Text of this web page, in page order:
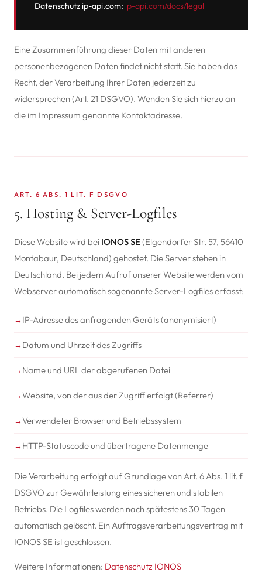
Datenschutz ip-api.com: ip-api.com/docs/legal
Eine Zusammenführung dieser Daten mit anderen
personenbezogenen Daten findet nicht statt. Sie haben das
Recht, der Verarbeitung Ihrer Daten jederzeit zu
widersprechen (Art. 21 DSGVO). Wenden Sie sich hierzu an
die im Impressum genannte Kontaktadresse.
ART. 6 ABS. 1 LIT. F DSGVO
5. Hosting & Server-Logfiles
Diese Website wird bei IONOS SE(Elgendorfer Str. 57, 56410
Montabaur, Deutschland) gehostet. Die Server stehen in
Deutschland. Bei jedem Aufruf unserer Website werden vom
Webserver automatisch sogenannte Server-Logfiles erfasst:
IP-Adresse des anfragenden Geräts (anonymisiert)
Datum und Uhrzeit des Zugriffs
Name und URL der abgerufenen Datei
Website, von der aus der Zugriff erfolgt (Referrer)
Verwendeter Browser und Betriebssystem
HTTP-Statuscode und übertragene Datenmenge
Die Verarbeitung erfolgt auf Grundlage von Art. 6 Abs. 1 lit. f
DSGVO zur Gewährleistung eines sicheren und stabilen
Betriebs. Die Logfiles werden nach spätestens 30 Tagen
automatisch gelöscht. Ein Auftragsverarbeitungsvertrag mit
IONOS SE ist geschlossen.
Weitere Informationen: Datenschutz IONOS